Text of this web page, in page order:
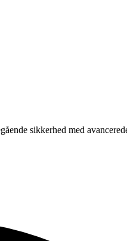
sikkerhed med